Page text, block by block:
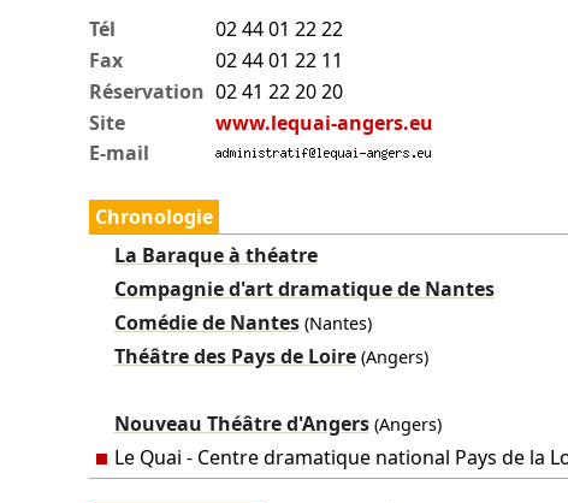
Tél
02 44 01 22 22
Fax
02 44 01 22 11
Réservation 02 41 22 20 20
Site
www.lequai-angers.eu
E-mail
Chronologie
La Baraque à théatre
Compagnie d'art dramatique de Nantes
Comédie de Nantes(Nantes)
Théâtre des Pays de Loire(Angers)
Nouveau Théâtre d'Angers(Angers)
Le Quai - Centre dramatique national Pays de la